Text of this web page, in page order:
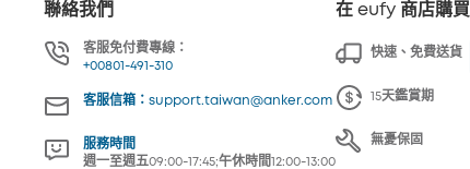
聯絡我們
客服免付費專線：
+00801-491-310
客服信箱：support.taiwan@anker.com
服務時間
週一至週五09:00-17:45;午休時間12:00-13:00
在 eufy 商店購買
快速、免費送貨
15天鑑賞期
無憂保固